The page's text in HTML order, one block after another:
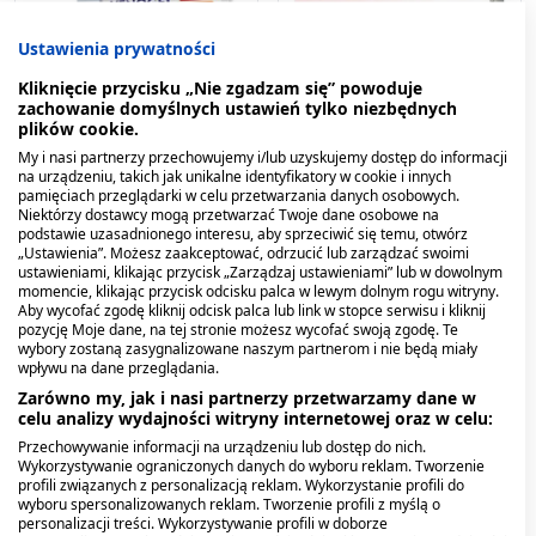
Venogel, 50 g, żel
25,29 zł
Bevita, krem odżywczy i
ochronny do pielęgnacji
skóry i błon śluzowych,
20 g
17,99 zł
Ustawienia prywatności
Kliknięcie przycisku „Nie zgadzam się” powoduje
zachowanie domyślnych ustawień tylko niezbędnych
plików cookie.
My i nasi partnerzy przechowujemy i/lub uzyskujemy dostęp do informacji
na urządzeniu, takich jak unikalne identyfikatory w cookie i innych
pamięciach przeglądarki w celu przetwarzania danych osobowych.
Niektórzy dostawcy mogą przetwarzać Twoje dane osobowe na
podstawie uzasadnionego interesu, aby sprzeciwić się temu, otwórz
„Ustawienia”. Możesz zaakceptować, odrzucić lub zarządzać swoimi
ustawieniami, klikając przycisk „Zarządzaj ustawieniami” lub w dowolnym
momencie, klikając przycisk odcisku palca w lewym dolnym rogu witryny.
Aby wycofać zgodę kliknij odcisk palca lub link w stopce serwisu i kliknij
pozycję Moje dane, na tej stronie możesz wycofać swoją zgodę. Te
wybory zostaną zasygnalizowane naszym partnerom i nie będą miały
wpływu na dane przeglądania.
Zarówno my, jak i nasi partnerzy przetwarzamy dane w
celu analizy wydajności witryny internetowej oraz w celu:
Przechowywanie informacji na urządzeniu lub dostęp do nich.
Wykorzystywanie ograniczonych danych do wyboru reklam. Tworzenie
profili związanych z personalizacją reklam. Wykorzystanie profili do
wyboru spersonalizowanych reklam. Tworzenie profili z myślą o
personalizacji treści. Wykorzystywanie profili w doborze